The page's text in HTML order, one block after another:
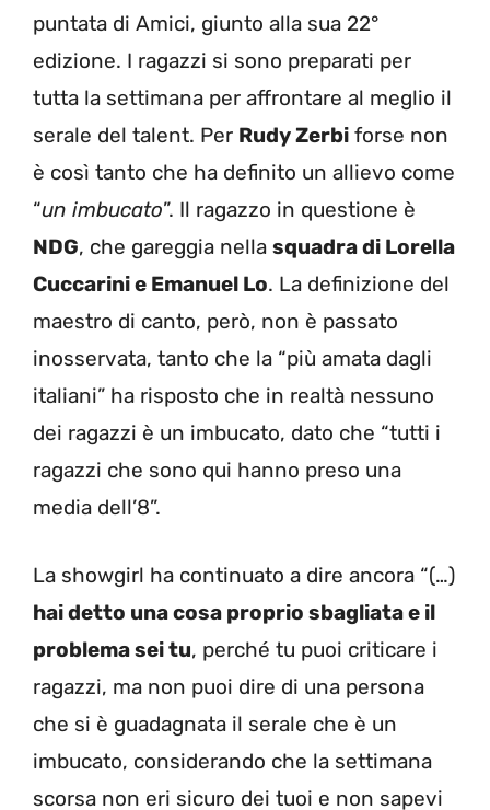
puntata di Amici, giunto alla sua 22°
edizione. I ragazzi si sono preparati per
tutta la settimana per affrontare al meglio il
serale del talent. Per Rudy Zerbi forse non
è così tanto che ha definito un allievo come
“un imbucato”. Il ragazzo in questione è
NDG, che gareggia nella squadra di Lorella
Cuccarini e Emanuel Lo. La definizione del
maestro di canto, però, non è passato
inosservata, tanto che la “più amata dagli
italiani” ha risposto che in realtà nessuno
dei ragazzi è un imbucato, dato che “tutti i
ragazzi che sono qui hanno preso una
media dell’8”.
La showgirl ha continuato a dire ancora “(…)
hai detto una cosa proprio sbagliata e il
problema sei tu, perché tu puoi criticare i
ragazzi, ma non puoi dire di una persona
che si è guadagnata il serale che è un
imbucato, considerando che la settimana
scorsa non eri sicuro dei tuoi e non sapevi